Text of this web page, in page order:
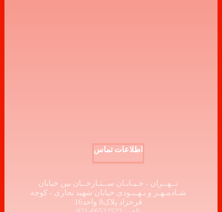
اطلاعات تماس
تــهــران - خـیـابـان ســتـارخــان بین خیابان
شـادمـهـر و بـهـبـودی خیابان شهید نجاری - کوچه
فرحزاد پلاک8 واحد16